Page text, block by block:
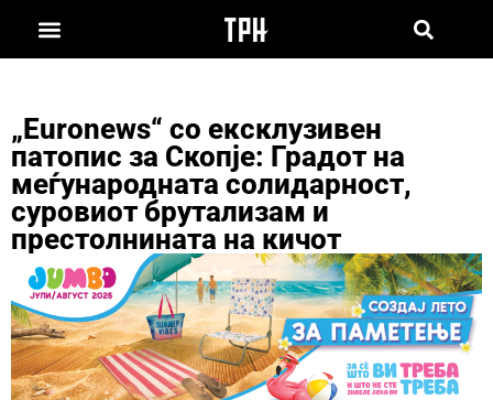
„Еuronews“ со ексклузивен
патопис за Скопје: Градот на
меѓународната солидарност,
суровиот брутализам и
престолнината на кичот